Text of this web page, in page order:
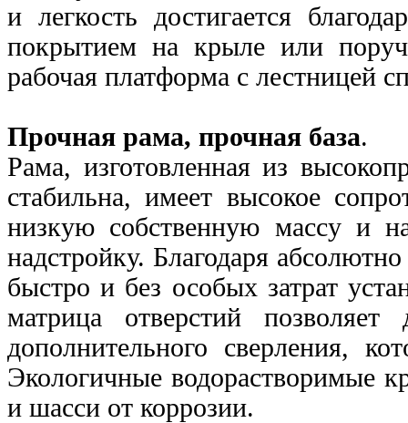
и легкость достигается
покрытием на крыле или
рабочая платформа с лестницей
Прочная рама, прочная база.
Рама, изготовленная из
стабильна, имеет высокое
низкую собственную массу и
надстройку. Благодаря
быстро и без особых затрат
матрица отверстий
дополнительного сверления,
Экологичные водорастворимые
и шасси от коррозии.